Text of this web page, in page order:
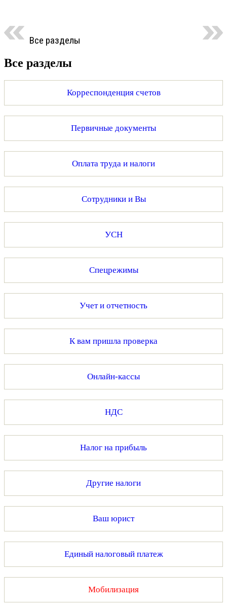
Все разделы
Все разделы
Корреспонденция счетов
Первичные документы
Оплата труда и налоги
Сотрудники и Вы
УСН
Спецрежимы
Учет и отчетность
К вам пришла проверка
Онлайн-кассы
НДС
Налог на прибыль
Другие налоги
Ваш юрист
Единый налоговый платеж
Мобилизация